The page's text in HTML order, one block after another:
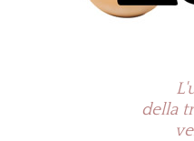
della